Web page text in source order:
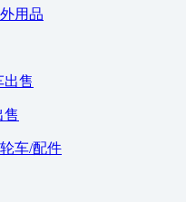
用品
售
车/配件